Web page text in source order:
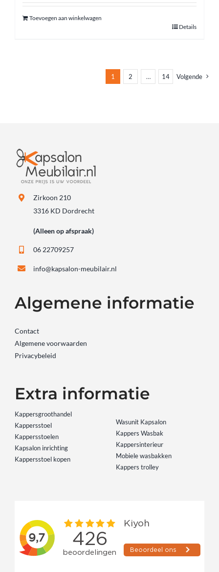
Toevoegen aan winkelwagen
Details
1 2 … 14 Volgende
Zirkoon 210
3316 KD Dordrecht
(Alleen op afspraak)
06 22709257
info@kapsalon-meubilair.nl
Algemene informatie
Contact
Algemene voorwaarden
Privacybeleid
Extra informatie
Kappersgroothandel
Kappersstoel
Kappersstoelen
Kapsalon inrichting
Kappersstoel kopen
Wasunit Kapsalon
Kappers Wasbak
Kappersinterieur
Mobiele wasbakken
Kappers trolley